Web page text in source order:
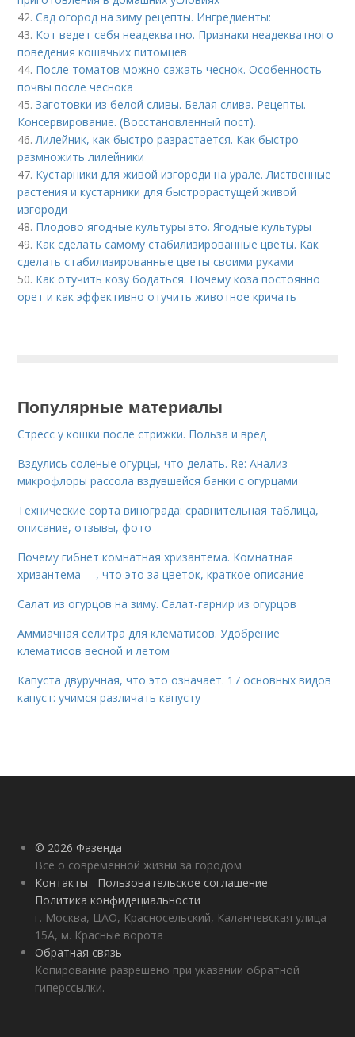
42.Сад огород на зиму рецепты. Ингредиенты:
43. Кот ведет себя неадекватно. Признаки неадекватного
поведения кошачьих питомцев
44. После томатов можно сажать чеснок. Особенность
почвы после чеснока
45.Заготовки из белой сливы. Белая слива. Рецепты.
Консервирование. (Восстановленный пост).
46.Лилейник, как быстро разрастается. Как быстро
размножить лилейники
47. Кустарники для живой изгороди на урале. Лиственные
растения и кустарники для быстрорастущей живой
изгороди
48. Плодово ягодные культуры это. Ягодные культуры
49. Как сделать самому стабилизированные цветы. Как
сделать стабилизированные цветы своими руками
50. Как отучить козу бодаться. Почему коза постоянно
орет и как эффективно отучить животное кричать
Популярные материалы
Стресс у кошки после стрижки. Польза и вред
Вздулись соленые огурцы, что делать. Re: Анализ
микрофлоры рассола вздувшейся банки с огурцами
Технические сорта винограда: сравнительная таблица,
описание, отзывы, фото
Почему гибнет комнатная хризантема. Комнатная
хризантема —, что это за цветок, краткое описание
Салат из огурцов на зиму. Салат-гарнир из огурцов
Аммиачная селитра для клематисов. Удобрение
клематисов весной и летом
Капуста двуручная, что это означает. 17 основных видов
капуст: учимся различать капусту
© 2026 Фазенда
Все о современной жизни за городом
Контакты
Пользовательское соглашение
Политика конфидециальности
г. Москва, ЦАО, Красносельский, Каланчевская улица
15А, м. Красные ворота
Обратная связь
Копирование разрешено при указании обратной
гиперссылки.